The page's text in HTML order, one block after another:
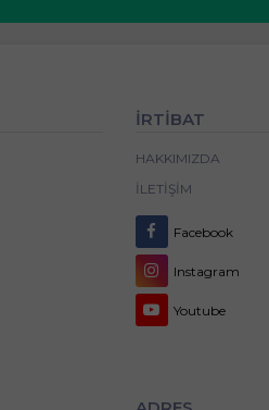
İRTİBAT
HAKKIMIZDA
İLETIŞIM
Facebook
Instagram
Youtube